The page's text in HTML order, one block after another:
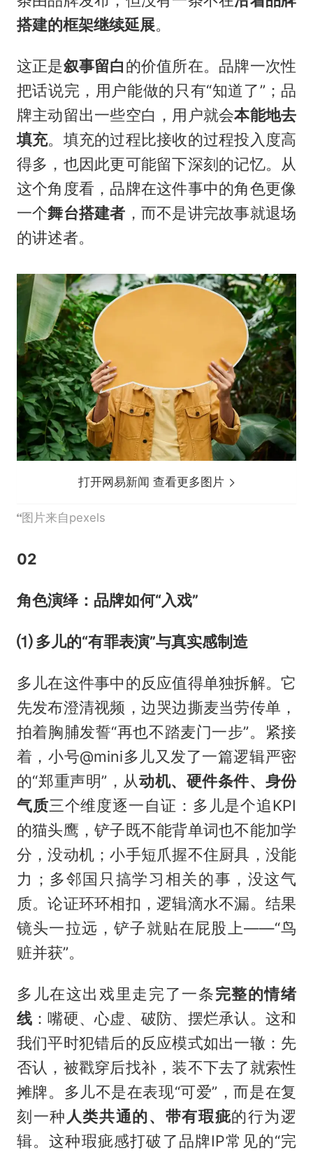
搭建的框架继续延展。
这正是叙事留白的价值所在。品牌一次性
把话说完，用户能做的只有“知道了”；品
牌主动留出一些空白，用户就会本能地去
填充。填充的过程比接收的过程投入度高
得多，也因此更可能留下深刻的记忆。从
这个角度看，品牌在这件事中的角色更像
一个舞台搭建者 ，而不是讲完故事就退场
的讲述者。
打开网易新闻 查看更多图片
图片来自pexels
02
角色演绎：品牌如何“入戏”
⑴ 多儿的“有罪表演”与真实感制造
多儿在这件事中的反应值得单独拆解。它
先发布澄清视频，边哭边撕麦当劳传单，
拍着胸脯发誓“再也不踏麦门一步”。紧接
着，小号@mini多儿又发了一篇逻辑严密
的“郑重声明”，从动机、硬件条件、身份
气质三个维度逐一自证：多儿是个追KPI
的猫头鹰，铲子既不能背单词也不能加学
分，没动机；小手短爪握不住厨具，没能
力；多邻国只搞学习相关的事，没这气
质。论证环环相扣，逻辑滴水不漏。结果
镜头一拉远，铲子就贴在屁股上——“鸟
赃并获”。
多儿在这出戏里走完了一条完整的情绪
线 ：嘴硬、心虚、破防、摆烂承认。这和
我们平时犯错后的反应模式如出一辙：先
否认，被戳穿后找补，装不下去了就索性
摊牌。多儿不是在表现“可爱”，而是在复
刻一种 人类共通的、带有瑕疵的行为逻
辑。这种瑕疵感打破了品牌IP常见的“完